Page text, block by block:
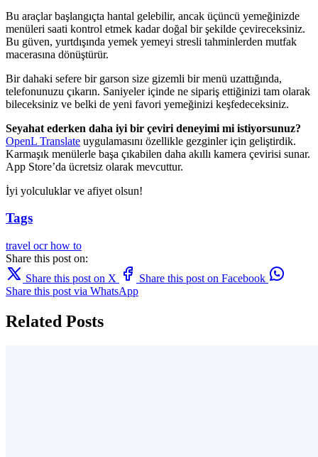
Bu araçlar başlangıçta hantal gelebilir, ancak üçüncü yemeğinizde
menüleri saati kontrol etmek kadar doğal bir şekilde çevireceksiniz.
Bu güven, yurtdışında yemek yemeyi stresli tahminlerden mutfak
macerasına dönüştürür.
Bir dahaki sefere bir garson size gizemli bir menü uzattığında,
telefonunuzu çıkarın. Saniyeler içinde ne sipariş ettiğinizi tam olarak
bileceksiniz ve belki de yeni favori yemeğinizi keşfedeceksiniz.
Seyahat ederken daha iyi bir çeviri deneyimi mi istiyorsunuz?
OpenL Translate uygulamasını özellikle gezginler için geliştirdik.
Karmaşık menülerle başa çıkabilen daha akıllı kamera çevirisi sunar.
App Store’da ücretsiz olarak mevcuttur.
İyi yolculuklar ve afiyet olsun!
Tags
travel ocrhow to
Share this post on:
Share this post on X
Share this post on Facebook
Share this post via WhatsApp
Related Posts